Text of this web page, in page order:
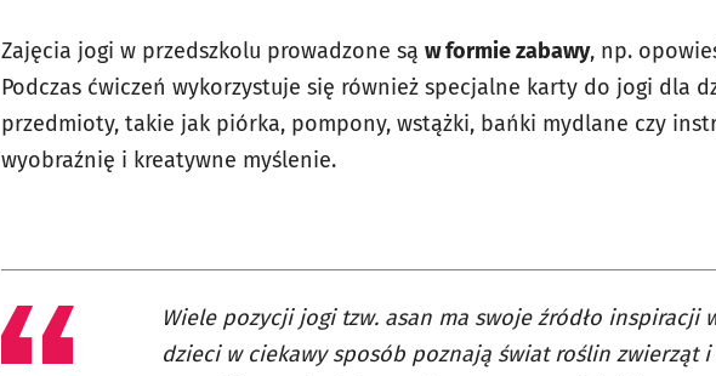
Zajęcia jogi w przedszkolu prowadzone są w formie zabawy, np.
Podczas ćwiczeń wykorzystuje się również specjalne karty do jogi dla
przedmioty, takie jak piórka, pompony, wstążki, bańki mydlane czy
wyobraźnię i kreatywne myślenie.
Wiele pozycji jogi tzw. asan ma swoje źródło inspiracji
dzieci w ciekawy sposób poznają świat roślin zwierząt i